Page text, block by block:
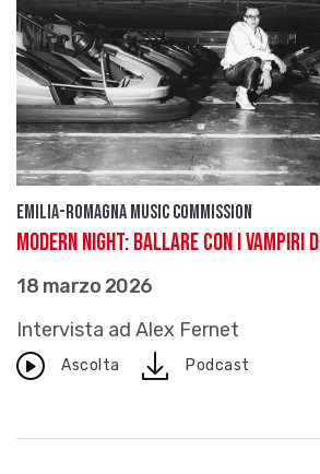
Emilia-Romagna Music Commission
Modern Night: ballare con i vampiri
18 marzo 2026
Intervista ad Alex Fernet
Ascolta downloadPodcast